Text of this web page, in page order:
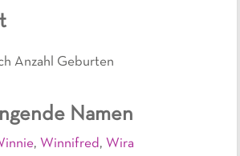
Namen
, Winnifred, Wira
Anzahl Geburten